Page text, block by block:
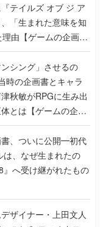
テイルズ オブ ジ ア
「生まれた意味を知
由【ゲームの企画
シング」させるの
時の企画書とキャラ
秋敏がRPGに生み出
とは【ゲームの企画
書、ついに公開━初代
は、なぜ生まれたの
』へ受け継がれたもの
ザイナー・上田文人